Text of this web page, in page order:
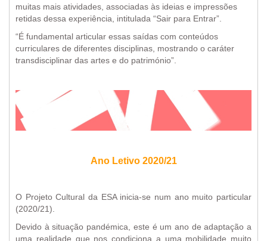
muitas mais atividades, associadas às ideias e impressões
retidas dessa experiência, intitulada “Sair para Entrar”.
“É fundamental articular essas saídas com conteúdos
curriculares de diferentes disciplinas, mostrando o caráter
transdisciplinar das artes e do património”.
Ano Letivo 2020/21
O Projeto Cultural da ESA inicia-se num ano muito particular
(2020/21).
Devido à situação pandémica, este é um ano de adaptação a
uma realidade que nos condiciona a uma mobilidade muito